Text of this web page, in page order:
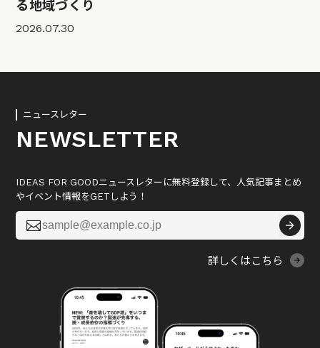
る地域づくり
2026.07.30
ニュースレター
NEWSLETTER
IDEAS FOR GOODニュースレターに無料登録して、人気記事まとめ
やイベント情報をGETしよう！

詳しくはこちら